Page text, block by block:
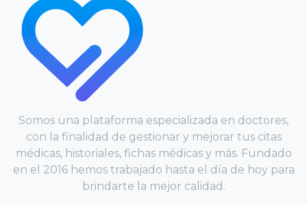
Somos una plataforma especializada en doctores,
con la finalidad de gestionar y mejorar tus citas
médicas, historiales, fichas médicas y más. Fundado
en el 2016 hemos trabajado hasta el día de hoy para
brindarte la mejor calidad.